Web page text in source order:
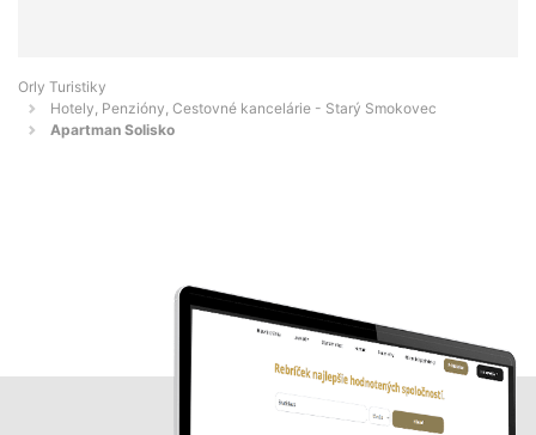
Orly Turistiky
Hotely, Penzióny, Cestovné kancelárie - Starý Smokovec
Apartman Solisko